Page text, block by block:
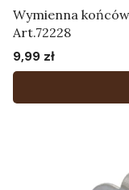
Wymienna
Art.72228
Cena
9,99 zł